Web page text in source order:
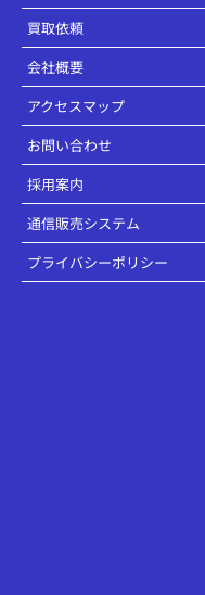
買取依頼
会社概要
アクセスマップ
お問い合わせ
採用案内
通信販売システム
プライバシーポリシー